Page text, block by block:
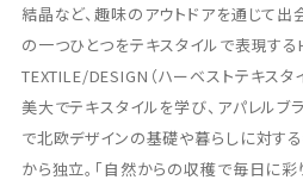
結晶など、趣味のアウトドアを通じて
の一つひとつをテキスタイルで表現す
TEXTILE/DESIGN（ハーベストテキスタ
美大でテキスタイルを学び、アパレルブ
で北欧デザインの基礎や暮らしに対す
から独立。「自然からの収穫で毎日に彩